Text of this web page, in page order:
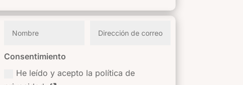
Consentimiento
He leído y acepto la política de